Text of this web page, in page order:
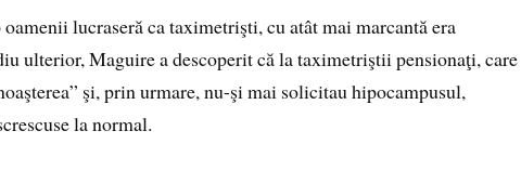
lucraseră ca taximetrişti, cu atât mai marcantă era
ulterior, Maguire a descoperit că la taximetriştii pensionaţi, care
şi, prin urmare, nu-şi mai solicitau hipocampusul,
la normal.